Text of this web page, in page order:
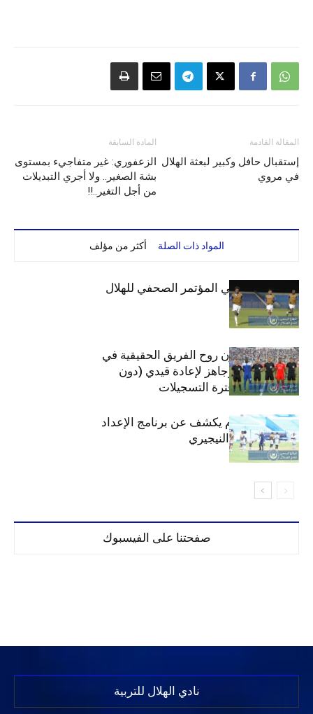
المادة السابقة
الزعفوري: غير متفاجيء بمستوى
بشة الصغير.. ولا أجري التبديلات
من أجل التغير..!!
المقالة القادمة
إستقبال حافل وكبير لبعثة الهلال
في مروي
المواد ذات الصلة أكثر من مؤلف
صدقي وبشة في المؤتمر الصحفي للهلال
بوي: ستشاهدون روح الفريق الحقيقية في
المجموعات.. وجاهز لإعادة قيدي (دون
شروط) خلال فترة التسجيلات
صلاح محمد آدم يكشف عن برنامج الإعداد
لمواجهة إنيمبا النيجيري
صفحتنا على الفيسبوك
نادي الهلال للتربية